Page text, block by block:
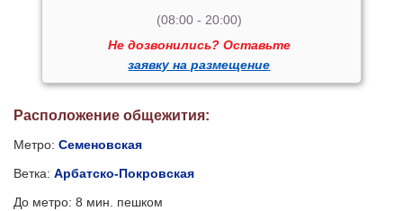
(08:00 - 20:00)
Не дозвонились? Оставьте
заявку на размещение
Расположение общежития:
Метро: Семеновская
Ветка: Арбатско-Покровская
До метро: 8 мин. пешком